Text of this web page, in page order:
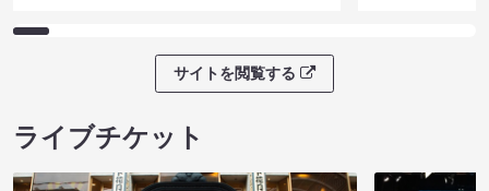
サイトを閲覧する
ライブチケット